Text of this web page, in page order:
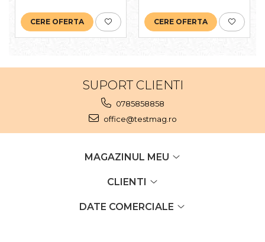
CERE OFERTA CERE OFERTA
SUPORT CLIENTI
0785858858
office@testmag.ro
MAGAZINUL MEU
CLIENTI
DATE COMERCIALE